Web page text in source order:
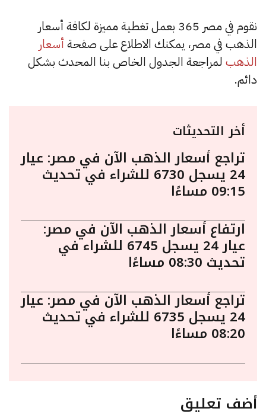
نقوم في مصر 365 بعمل تغطية مميزة لكافة أسعار
الذهب في مصر، يمكنك الاطلاع على صفحة أسعار
الذهب لمراجعة الجدول الخاص بنا المحدث بشكل
دائم.
أخر التحديثات
تراجع أسعار الذهب الآن في مصر: عيار
24 يسجل 6730 للشراء في تحديث
09:15 مساءًا
ارتفاع أسعار الذهب الآن في مصر:
عيار 24 يسجل 6745 للشراء في
تحديث 08:30 مساءًا
تراجع أسعار الذهب الآن في مصر: عيار
24 يسجل 6735 للشراء في تحديث
08:20 مساءًا
أضف تعليق